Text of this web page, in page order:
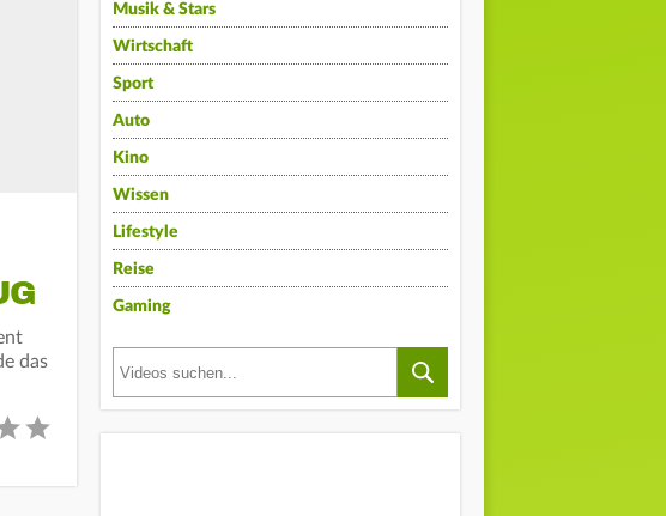
das
Musik & Stars
Wirtschaft
Sport
Auto
Kino
Wissen
Lifestyle
Reise
Gaming